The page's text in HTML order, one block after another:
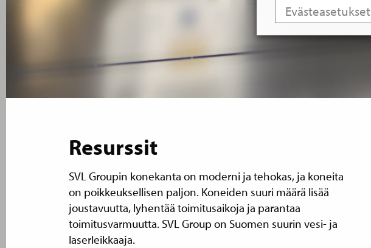
Resurssit
SVL Groupin konekanta on moderni ja tehokas, ja koneita
on poikkeuksellisen paljon. Koneiden suuri määrä lisää
joustavuutta, lyhentää toimitusaikoja ja parantaa
toimitusvarmuutta. SVL Group on Suomen suurin vesi- ja
laserleikkaaja.
Evästeasetukset